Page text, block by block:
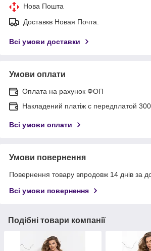
Нова Пошта
Доставкв Новая Почта.
Всі умови доставки
Умови оплати
Оплата на рахунок ФОП
Накладений платіж с передплатой
Всі умови оплати
Умови повернення
Повернення товару впродовж 14 днів за
Всі умови повернення
Подібні товари компанії